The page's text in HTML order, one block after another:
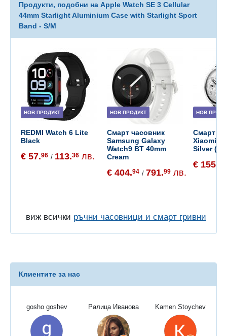
Продукти, подобни на Apple Watch SE 3 Cellular
44mm Starlight Aluminium Case with Starlight Sport
Band - S/M
НОВ ПРОДУКТ
REDMI Watch 6 Lite
Black
€ 57.96 / 113.36 лв.
НОВ ПРОДУКТ
Смарт часовник
Samsung Galaxy
Watch9 BT 40mm
Cream
€ 404.94 / 791.99 лв.
НОВ
Смарт
Xiaomi
Silver
€ 155.
виж всички ръчни часовници и смарт гривни
Клиентите за нас
gosho goshev Ралица Иванова Kamen Stoychev